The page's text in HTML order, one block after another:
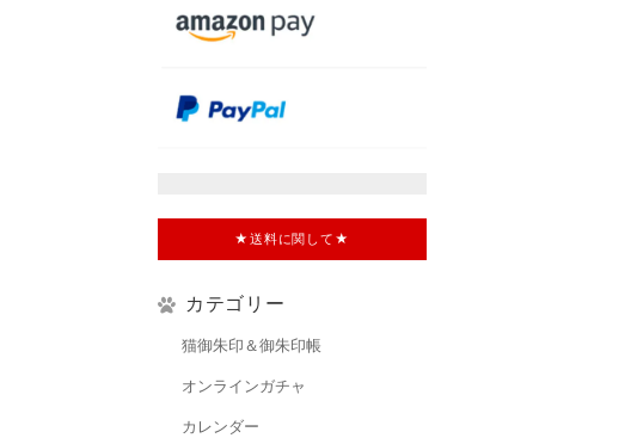
★送料に関して★
カテゴリー
猫御朱印＆御朱印帳
オンラインガチャ
カレンダー